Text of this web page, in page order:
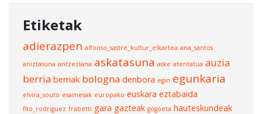
Etiketak
adierazpen alfonso_sastre_kultur_elkartea ana_santos
aniztasuna antzezlana askatasuna aske atentatua auzia
berria berriak bologna denbora egin egunkaria
elvira_souto esamesak europako euskara eztabaida
fito_rodriguez frabetti gara gazteak gogoeta hauteskundeak